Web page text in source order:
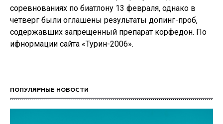
соревнованиях по биатлону 13 февраля, однако в
четверг были оглашены результаты допинг-проб,
содержавших запрещенный препарат корфедон. По
ифнормации сайта «Турин-2006».
ПОПУЛЯРНЫЕ НОВОСТИ